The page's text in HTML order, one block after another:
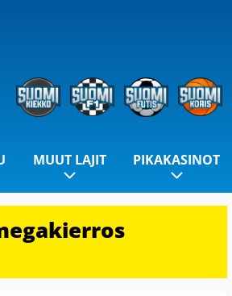
MUUT LAJIT PIKAKASINOT